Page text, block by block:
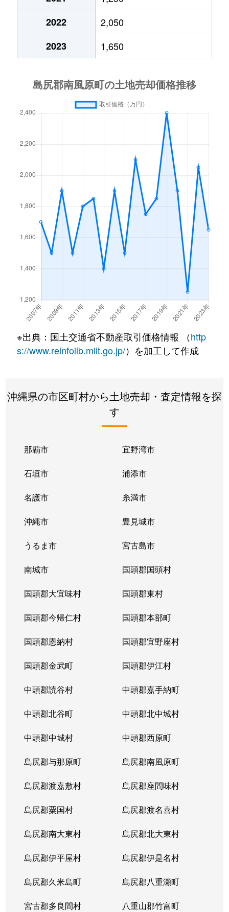
2022
2,050
2023
1,650
※出典：国土交通省不動産取引価格情報 （http
s://www.reinfolib.mlit.go.jp/）を加工して作成
沖縄県の市区町村から土地売却・査定情報を探
す
那覇市 宜野湾市
石垣市 浦添市
名護市 糸満市
沖縄市 豊見城市
うるま市 宮古島市
南城市 国頭郡国頭村
国頭郡大宜味村 国頭郡東村
国頭郡今帰仁村 国頭郡本部町
国頭郡恩納村 国頭郡宜野座村
国頭郡金武町 国頭郡伊江村
中頭郡読谷村 中頭郡嘉手納町
中頭郡北谷町 中頭郡北中城村
中頭郡中城村 中頭郡西原町
島尻郡与那原町 島尻郡南風原町
島尻郡渡嘉敷村 島尻郡座間味村
島尻郡粟国村 島尻郡渡名喜村
島尻郡南大東村 島尻郡北大東村
島尻郡伊平屋村 島尻郡伊是名村
島尻郡久米島町 島尻郡八重瀬町
宮古郡多良間村 八重山郡竹富町